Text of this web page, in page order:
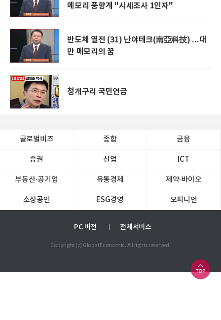
메모리 풍향계 "시세조사 1인자"
반도체 열전 (31) 난야테크(南亞科技) ...대
만 메모리의 꿈
청개구리 국민연금
글로벌비즈 종합 금융
증권 산업 ICT
부동산·공기업 유통경제 제약∙바이오
소상공인 ESG경영 오피니언
PC 버전 전체서비스
Copyright (c) Global Economic. All rights reserved.